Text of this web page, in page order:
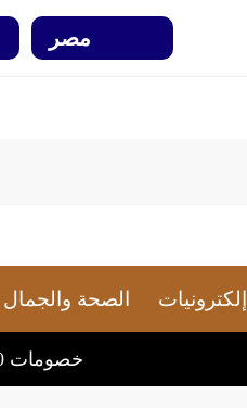
مصر
إلكترونيات الصحة والجمال
خصومات 40% لفترة محدوة وحتي نفاذ الكمية